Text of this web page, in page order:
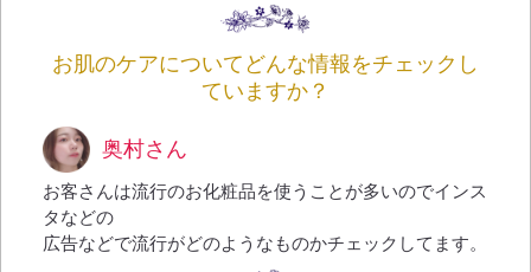
お肌のケアについてどんな情報をチェックし
ていますか？
奥村さん
お客さんは流行のお化粧品を使うことが多いのでインス
タなどの
広告などで流行がどのようなものかチェックしてます。